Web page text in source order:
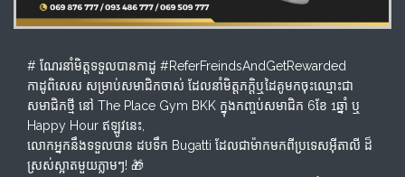
# ណែរនាំមិត្តទទួលបានកាដូ #ReferFreindsAndGetRewarded
កាដូពិសេស សម្រាប់សមាជិកចាស់ ដែលនាំមិត្តភក្តិឬដៃគូមកចុះឈ្មោះជា
សមាជិកថ្មី នៅ The Place Gym BKK ក្នុងកញ្ចប់សមាជិក 6ខែ 1ឆ្នាំ ឬ
Happy Hour ឥឡូវនេះ,
លោកអ្នកនឹងទទួលបាន ដបទឹក Bugatti ដែលជាម៉ាកមកពីប្រទេសអុីតាលី ដ៏
ស្រស់ស្អាតមួយភ្លាមៗ! 🎁